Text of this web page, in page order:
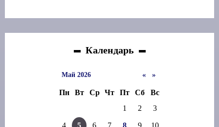
Календарь
«
Май 2026 »
Пн Вт Ср Чт Пт Сб
Вс
1
2 3